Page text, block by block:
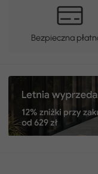
Bezpieczna